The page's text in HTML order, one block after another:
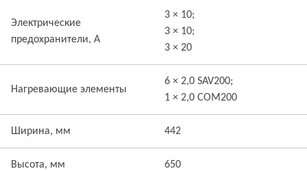
Электрические
предохранители, А
3 × 10;
3 × 10;
3 × 20
Нагревающие элементы
6 × 2,0 SAV200;
1 × 2,0 COM200
Ширина, мм 442
Высота, мм 650